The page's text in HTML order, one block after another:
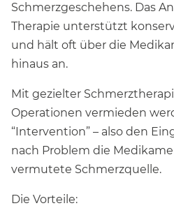
Schmerzgeschehens. Das
Therapie unterstützt
und hält oft über die
hinaus an.
Mit gezielter
Operationen vermieden
“Intervention” – also den
nach Problem die
vermutete Schmerzquelle.
Die Vorteile: